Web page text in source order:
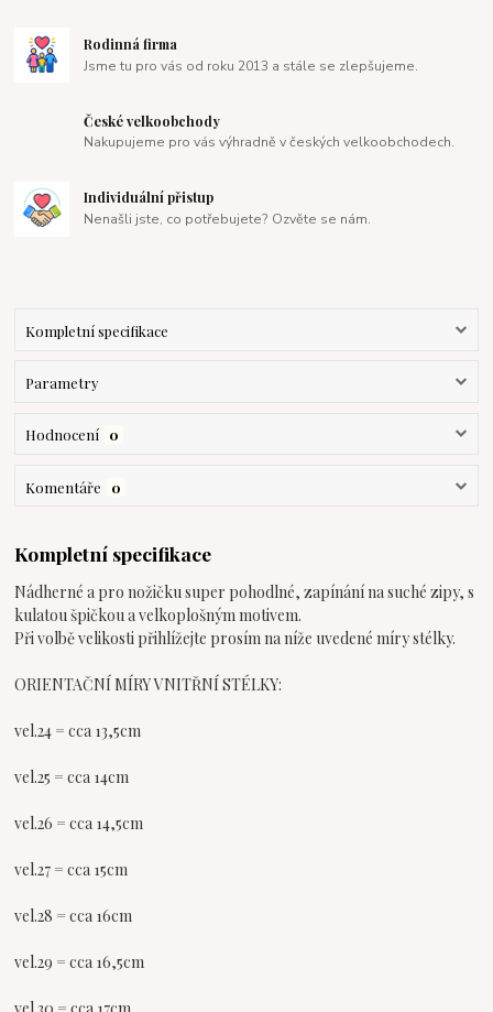
Rodinná firma
Jsme tu pro vás od roku 2013 a stále se zlepšujeme.
České velkoobchody
Nakupujeme pro vás výhradně v českých velkoobchodech.
Individuální přistup
Nenašli jste, co potřebujete? Ozvěte se nám.
Kompletní specifikace
Parametry
Hodnocení 0
Komentáře 0
Kompletní specifikace
Nádherné a pro nožičku super pohodlné, zapínání na suché zipy, s
kulatou špičkou a velkoplošným motivem.
Při volbě velikosti přihlížejte prosím na níže uvedené míry stélky.
ORIENTAČNÍ MÍRY VNITŘNÍ STÉLKY:
vel.24 = cca 13,5cm
vel.25 = cca 14cm
vel.26 = cca 14,5cm
vel.27 = cca 15cm
vel.28 = cca 16cm
vel.29 = cca 16,5cm